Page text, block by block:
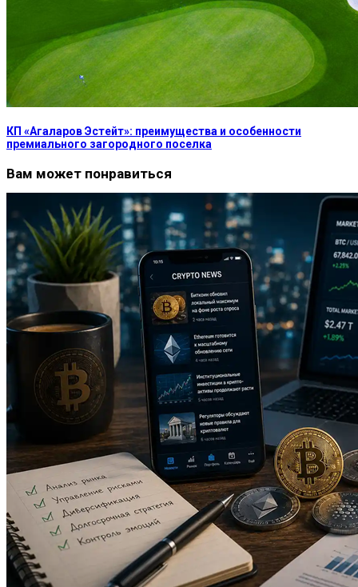
КП «Агаларов Эстейт»: преимущества и особенности
премиального загородного поселка
Вам может понравиться